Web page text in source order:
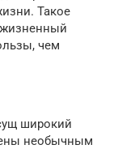
Такое
жизненный
чем
широкий
необычным